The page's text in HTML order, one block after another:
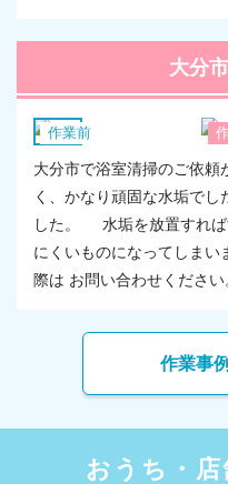
大分
作業前
浴室
大分市で浴室清掃のご依
く、かなり頑固な水垢で
した。 水垢を放置すれば
にくいものになってしま
際は お問い合わせくださ
作業事
おうち・